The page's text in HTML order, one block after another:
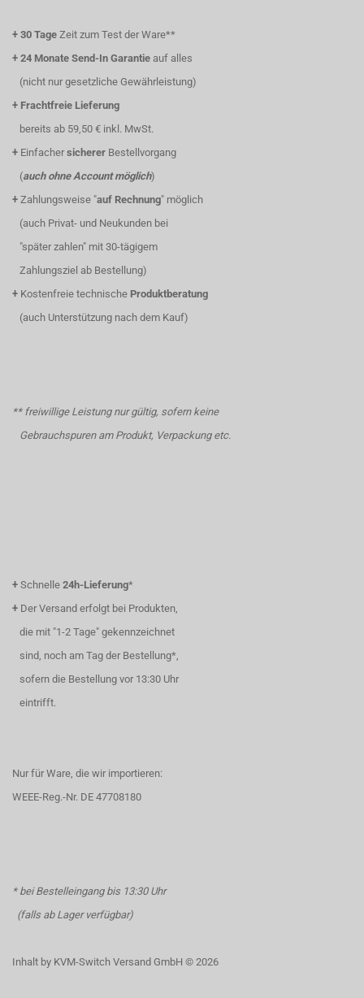
+ 30 Tage Zeit zum Test der Ware**
+ 24 Monate Send-In Garantie auf alles
(nicht nur gesetzliche Gewährleistung)
+ Frachtfreie Lieferung
bereits ab 59,50 € inkl. MwSt.
+ Einfacher sicherer Bestellvorgang
(auch ohne Account möglich)
+ Zahlungsweise "auf Rechnung" möglich
(auch Privat- und Neukunden bei
"später zahlen" mit 30-tägigem
Zahlungsziel ab Bestellung)
+ Kostenfreie technische Produktberatung
(auch Unterstützung nach dem Kauf)
** freiwillige Leistung nur gültig, sofern keine
Gebrauchspuren am Produkt, Verpackung etc.
+ Schnelle 24h-Lieferung*
+ Der Versand erfolgt bei Produkten,
die mit "1-2 Tage" gekennzeichnet
sind, noch am Tag der Bestellung*,
sofern die Bestellung vor 13:30 Uhr
eintrifft.
Nur für Ware, die wir importieren:
WEEE-Reg.-Nr. DE 47708180
* bei Bestelleingang bis 13:30 Uhr
(falls ab Lager verfügbar)
Inhalt by KVM-Switch Versand GmbH © 2026